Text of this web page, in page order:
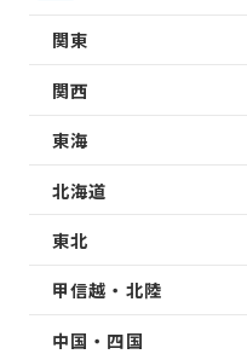
関東
関西
東海
北海道
東北
甲信越・北陸
中国・四国